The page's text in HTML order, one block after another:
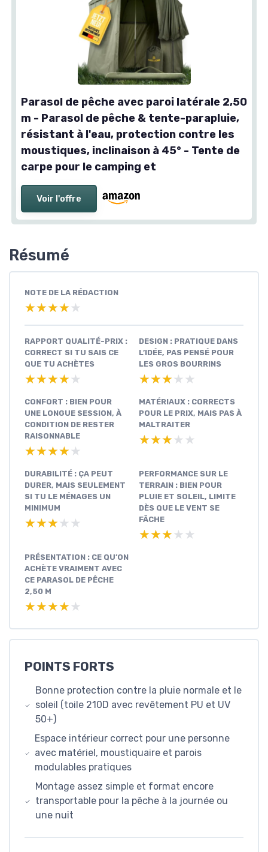
Parasol de pêche avec paroi latérale 2,50
m - Parasol de pêche & tente-parapluie,
résistant à l'eau, protection contre les
moustiques, inclinaison à 45° - Tente de
carpe pour le camping et
Voir l'offre
Résumé
NOTE DE LA RÉDACTION
★★★★★
★★★★★
RAPPORT QUALITÉ-PRIX :
CORRECT SI TU SAIS CE
QUE TU ACHÈTES
★★★★★
★★★★★
DESIGN : PRATIQUE DANS
L’IDÉE, PAS PENSÉ POUR
LES GROS BOURRINS
★★★★★
★★★★★
CONFORT : BIEN POUR
UNE LONGUE SESSION, À
CONDITION DE RESTER
RAISONNABLE
★★★★★
★★★★★
MATÉRIAUX : CORRECTS
POUR LE PRIX, MAIS PAS À
MALTRAITER
★★★★★
★★★★★
DURABILITÉ : ÇA PEUT
DURER, MAIS SEULEMENT
SI TU LE MÉNAGES UN
MINIMUM
★★★★★
★★★★★
PERFORMANCE SUR LE
TERRAIN : BIEN POUR
PLUIE ET SOLEIL, LIMITE
DÈS QUE LE VENT SE
FÂCHE
★★★★★
★★★★★
PRÉSENTATION : CE QU’ON
ACHÈTE VRAIMENT AVEC
CE PARASOL DE PÊCHE
2,50 M
★★★★★
★★★★★
POINTS FORTS
Bonne protection contre la pluie normale et le
soleil (toile 210D avec revêtement PU et UV
50+)
Espace intérieur correct pour une personne
avec matériel, moustiquaire et parois
modulables pratiques
Montage assez simple et format encore
transportable pour la pêche à la journée ou
une nuit